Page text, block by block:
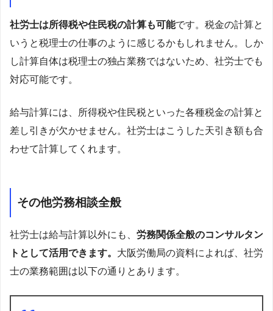
社労士は所得税や住民税の計算も可能です。税金の計算と
いうと税理士の仕事のように感じるかもしれません。しか
し計算自体は税理士の独占業務ではないため、社労士でも
対応可能です。
給与計算には、所得税や住民税といった各種税金の計算と
差し引きが欠かせません。社労士はこうした天引き額も合
わせて計算してくれます。
その他労務相談全般
社労士は給与計算以外にも、 労務関係全般のコンサルタン
トとして活用できます。 大阪労働局の資料によれば、社労
士の業務範囲は以下の通りとあります。